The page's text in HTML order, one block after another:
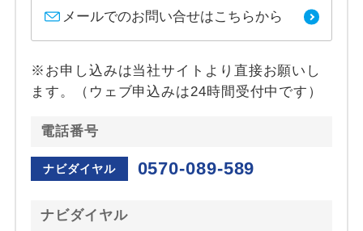
メールでのお問い合せはこちらから
※お申し込みは当社サイトより直接お願いし
ます。（ウェブ申込みは24時間受付中です）
電話番号
ナビダイヤル 0570-089-589
ナビダイヤル